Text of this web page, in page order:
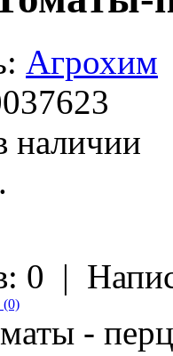
Агрохим
наличии
0 |
-